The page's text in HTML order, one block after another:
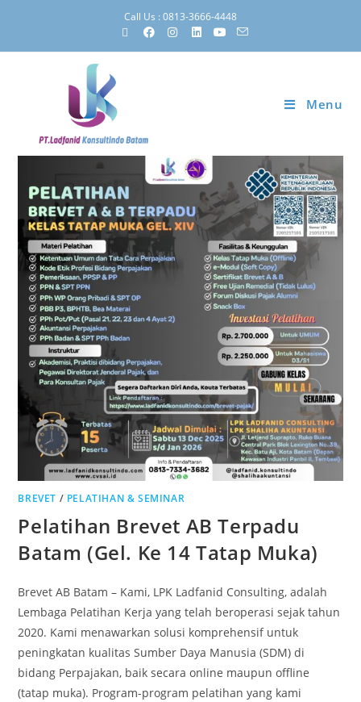
Call Us : 0813-3666-4448
Menu
BREVET / PELATIHAN & SEMINAR
Pelatihan Brevet AB Terpadu
Batam (Gel. Ke 14 Tatap Muka)
Brevet AB Batam – Kami, LPK Ladfanid Consulting, adalah
Lembaga Pelatihan Kerja yang telah beroperasi sejak tahun
2020. Kami menawarkan solusi komprehensif untuk
peningkatan kualitas Sumber Daya Manusia (SDM) di
bidang Perpajakan, baik secara online maupun offline
(tatap muka). Program-program pelatihan yang kami